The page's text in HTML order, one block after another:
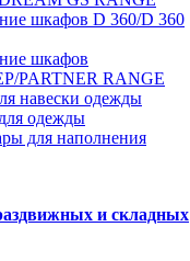
шкафов D 360/D 360
шкафов
PARTNER RANGE
навески одежды
одежды
для наполнения
и складных